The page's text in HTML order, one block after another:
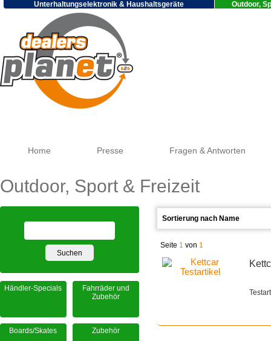
Unterhaltungselektronik & Haushaltsgeräte Outdoor,
Home Presse Fragen & Antworten
Outdoor, Sport & Freizeit
Seite 1 von 1
Händler-Specials
Fahrräder und
Zubehör
Boards/Skates Zubehör